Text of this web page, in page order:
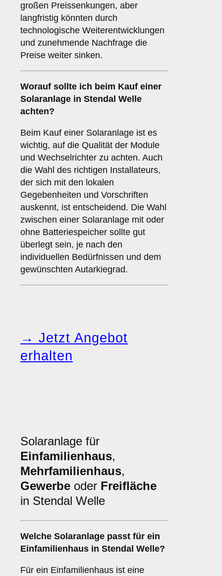
großen Preissenkungen, aber
langfristig könnten durch
technologische Weiterentwicklungen
und zunehmende Nachfrage die
Preise weiter sinken.
Worauf sollte ich beim Kauf einer
Solaranlage in Stendal Welle
achten?
Beim Kauf einer Solaranlage ist es
wichtig, auf die Qualität der Module
und Wechselrichter zu achten. Auch
die Wahl des richtigen Installateurs,
der sich mit den lokalen
Gegebenheiten und Vorschriften
auskennt, ist entscheidend. Die Wahl
zwischen einer Solaranlage mit oder
ohne Batteriespeicher sollte gut
überlegt sein, je nach den
individuellen Bedürfnissen und dem
gewünschten Autarkiegrad.
→ Jetzt Angebot
erhalten
Solaranlage für
Einfamilienhaus,
Mehrfamilienhaus,
Gewerbe oder Freifläche
in Stendal Welle
Welche Solaranlage passt für ein
Einfamilienhaus in Stendal Welle?
Für ein Einfamilienhaus ist eine